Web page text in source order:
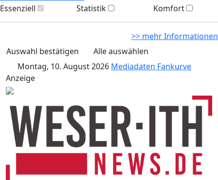
Essenziell
Statistik Komfort
>> mehr Informationen
Auswahl bestätigen
Alle auswählen
Montag, 10. August 2026 Mediadaten Fankurve
Anzeige